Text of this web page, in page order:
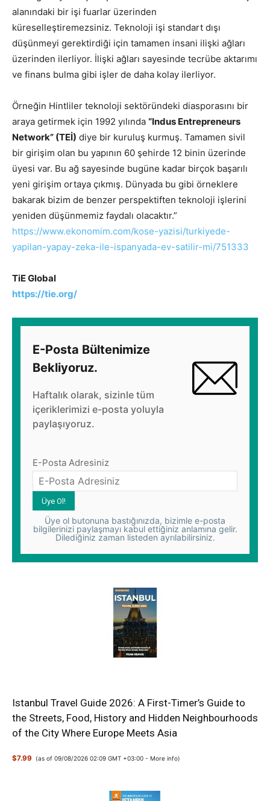
alanındaki bir işi fuarlar üzerinden
küreselleştiremezsiniz. Teknoloji işi standart dışı
düşünmeyi gerektirdiği için tamamen insani ilişki ağları
üzerinden ilerliyor. İlişki ağları sayesinde tecrübe aktarımı
ve finans bulma gibi işler de daha kolay ilerliyor.
Örneğin Hintliler teknoloji sektöründeki diasporasını bir
araya getirmek için 1992 yılında “Indus Entrepreneurs
Network” (TEİ) diye bir kuruluş kurmuş. Tamamen sivil
bir girişim olan bu yapının 60 şehirde 12 binin üzerinde
üyesi var. Bu ağ sayesinde bugüne kadar birçok başarılı
yeni girişim ortaya çıkmış. Dünyada bu gibi örneklere
bakarak bizim de benzer perspektiften teknoloji işlerini
yeniden düşünmemiz faydalı olacaktır.”
https://www.ekonomim.com/kose-yazisi/turkiyede-
yapilan-yapay-zeka-ile-ispanyada-ev-satilir-mi/751333
TiE Global
https://tie.org/
E-Posta Bültenimize
Bekliyoruz.
Haftalık olarak, sizinle tüm
içeriklerimizi e-posta yoluyla
paylaşıyoruz.
E-Posta Adresiniz
Üye ol butonuna bastığınızda, bizimle e-posta
bilgilerinizi paylaşmayı kabul ettiğiniz anlamına gelir.
Dilediğiniz zaman listeden ayrılabilirsiniz.
Istanbul Travel Guide 2026: A First-Timer’s Guide to
the Streets, Food, History and Hidden Neighbourhoods
of the City Where Europe Meets Asia
$7.99 (as of 09/08/2026 02:09 GMT +03:00 -More info)